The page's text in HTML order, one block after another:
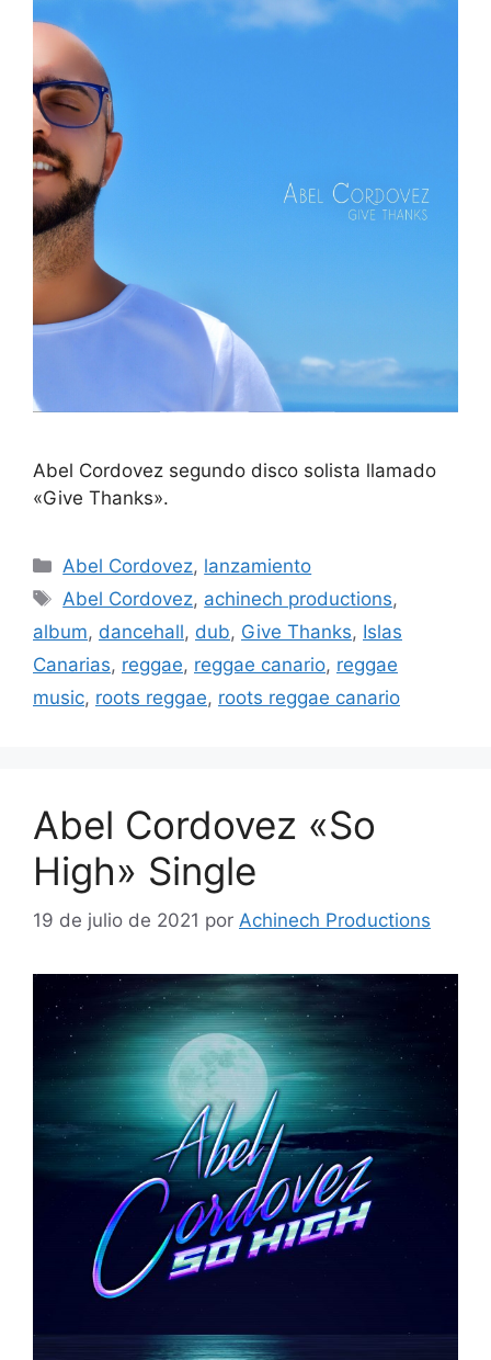
Abel Cordovez segundo disco solista llamado
«Give Thanks».
Abel Cordovez, lanzamiento
Abel Cordovez, achinech productions,
album, dancehall, dub, Give Thanks, Islas
Canarias, reggae, reggae canario, reggae
music, roots reggae, roots reggae canario
Abel Cordovez «So
High» Single
19 de julio de 2021 por Achinech Productions